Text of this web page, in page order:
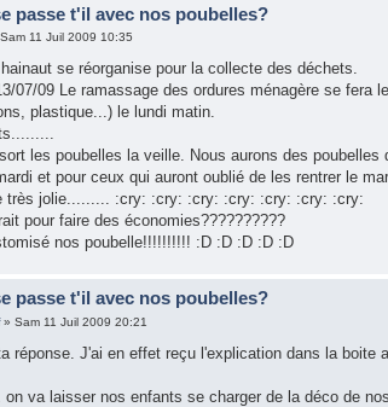
passe t'il avec nos poubelles?
11 Juil 2009 10:35
se réorganise pour la collecte des déchets.
07/09 Le ramassage des ordures ménagère se fera
plastique...) le lundi matin.
les poubelles la veille. Nous aurons des poubelles
et pour ceux qui auront oublié de les rentrer le
très jolie......... :cry: :cry: :cry: :cry: :cry: :cry: :cry:
pour faire des économies??????????
nos poubelle!!!!!!!!!! :D :D :D :D :D
passe t'il avec nos poubelles?
» Sam 11 Juil 2009 20:21
réponse. J'ai en effet reçu l'explication dans la boite
on va laisser nos enfants se charger de la déco de